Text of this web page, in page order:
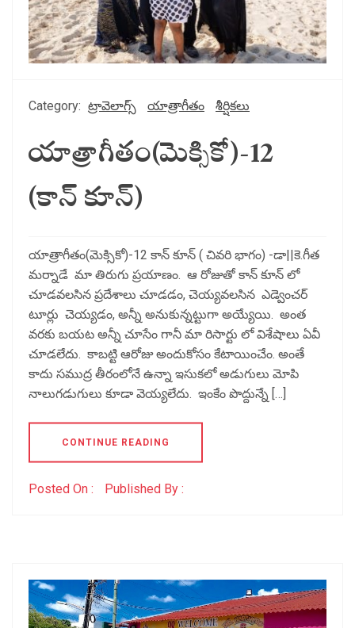
Category: ట్రావెలాగ్స్ యాత్రాగీతం శీర్షికలు
యాత్రాగీతం(మెక్సికో)-12
(కాన్ కూన్)
యాత్రాగీతం(మెక్సికో)-12 కాన్ కూన్ ( చివరి భాగం) -డా||కె.గీత
మర్నాడే మా తిరుగు ప్రయాణం. ఆ రోజుతో కాన్ కూన్ లో
చూడవలసిన ప్రదేశాలు చూడడం, చెయ్యవలసిన ఎడ్వెంచర్
టూర్లు చెయ్యడం, అన్నీ అనుకున్నట్టుగా అయ్యేయి. అంత
వరకు బయట అన్నీ చూసేం గానీ మా రిసార్టు లో విశేషాలు ఏవీ
చూడలేదు. కాబట్టి ఆరోజు అందుకోసం కేటాయించేం. అంతే
కాదు సముద్ర తీరంలోనే ఉన్నా ఇసుకలో అడుగులు మోపి
నాలుగడుగులు కూడా వెయ్యలేదు. ఇంకేం పొద్దున్నే […]
CONTINUE READING
Posted On : Published By :